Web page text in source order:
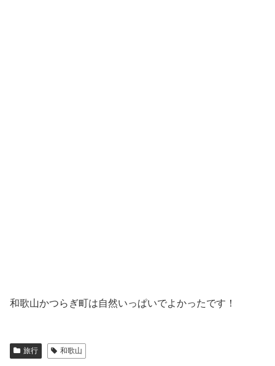
和歌山かつらぎ町は自然いっぱいでよかったです！
旅行 和歌山